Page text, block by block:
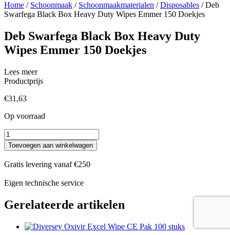
Home / Schoonmaak / Schoonmaakmaterialen /Disposables / Deb
Swarfega Black Box Heavy Duty Wipes Emmer 150 Doekjes
Deb Swarfega Black Box Heavy Duty
Wipes Emmer 150 Doekjes
Lees meer
Productprijs
€31,63
Op voorraad
Deb
Swarfega
Black
Box
Heavy
Duty
Wipes
150
aantal
Toevoegen aan winkelwagen
Gratis levering vanaf €250
Eigen technische service
Gerelateerde artikelen